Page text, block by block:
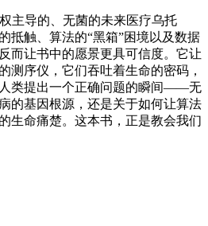
主导的、无菌的未来医疗乌托
抵触、算法的“黑箱”困境以及数据
而让书中的愿景更具可信度。它让
测序仪，它们吞吐着生命的密码，
类提出一个正确问题的瞬间——无
的基因根源，还是关于如何让算法
生命痛楚。这本书，正是教会我们